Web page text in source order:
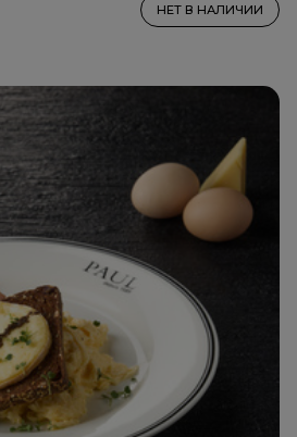
НЕТ В НАЛИЧИИ